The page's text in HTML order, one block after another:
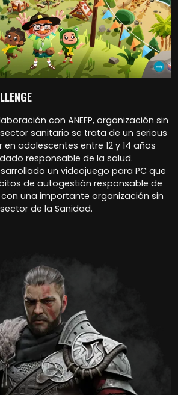
con ANEFP, organización sin
sanitario se trata de un serious
adolescentes entre 12 y 14 años
responsable de la salud.
un videojuego para PC que
de autogestión responsable de
una importante organización sin
de la Sanidad.